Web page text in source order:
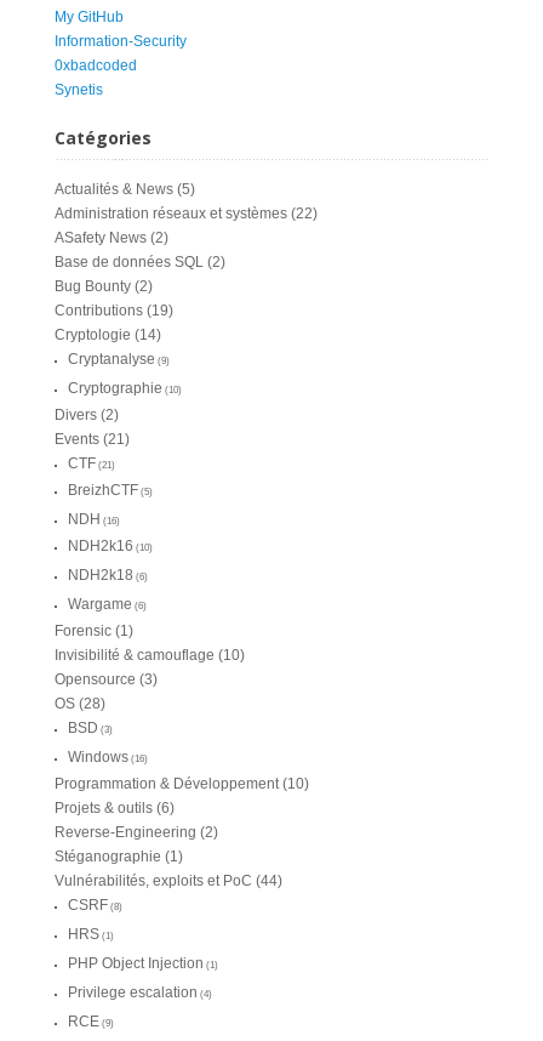
My GitHub
Information-Security
0xbadcoded
Synetis
Catégories
Actualités & News (5)
Administration réseaux et systèmes (22)
ASafety News (2)
Base de données SQL (2)
Bug Bounty (2)
Contributions (19)
Cryptologie (14)
Cryptanalyse (9)
Cryptographie (10)
Divers (2)
Events (21)
CTF (21)
BreizhCTF (5)
NDH (16)
NDH2k16 (10)
NDH2k18 (6)
Wargame (6)
Forensic (1)
Invisibilité & camouflage (10)
Opensource (3)
OS (28)
BSD (3)
Windows (16)
Programmation & Développement(10)
Projets & outils (6)
Reverse-Engineering (2)
Stéganographie (1)
Vulnérabilités, exploits et PoC (44)
CSRF (8)
HRS (1)
PHP Object Injection (1)
Privilege escalation (4)
RCE (9)